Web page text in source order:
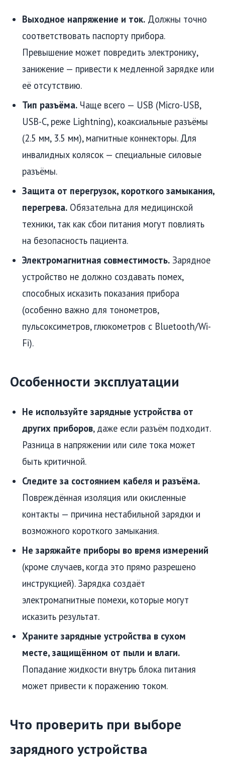
Выходное напряжение и ток. Должны точно
соответствовать паспорту прибора.
Превышение может повредить электронику,
занижение — привести к медленной зарядке или
её отсутствию.
Тип разъёма. Чаще всего — USB (Micro-USB,
USB-C, реже Lightning), коаксиальные разъёмы
(2.5 мм, 3.5 мм), магнитные коннекторы. Для
инвалидных колясок — специальные силовые
разъёмы.
Защита от перегрузок, короткого замыкания,
перегрева. Обязательна для медицинской
техники, так как сбои питания могут повлиять
на безопасность пациента.
Электромагнитная совместимость. Зарядное
устройство не должно создавать помех,
способных исказить показания прибора
(особенно важно для тонометров,
пульсоксиметров, глюкометров с Bluetooth/Wi-
Fi).
Особенности эксплуатации
Не используйте зарядные устройства от
других приборов, даже если разъём подходит.
Разница в напряжении или силе тока может
быть критичной.
Следите за состоянием кабеля и разъёма.
Повреждённая изоляция или окисленные
контакты — причина нестабильной зарядки и
возможного короткого замыкания.
Не заряжайте приборы во время измерений
(кроме случаев, когда это прямо разрешено
инструкцией). Зарядка создаёт
электромагнитные помехи, которые могут
исказить результат.
Храните зарядные устройства в сухом
месте, защищённом от пыли и влаги.
Попадание жидкости внутрь блока питания
может привести к поражению током.
Что проверить при выборе
зарядного устройства